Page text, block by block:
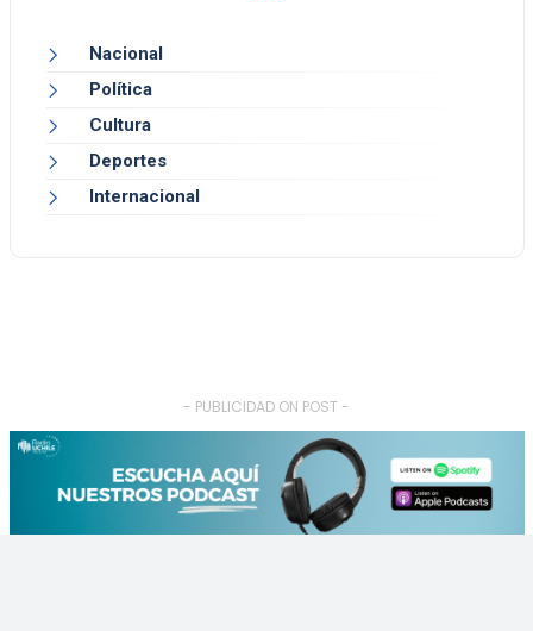
Nacional
Política
Cultura
Deportes
Internacional
- PUBLICIDAD ON POST -